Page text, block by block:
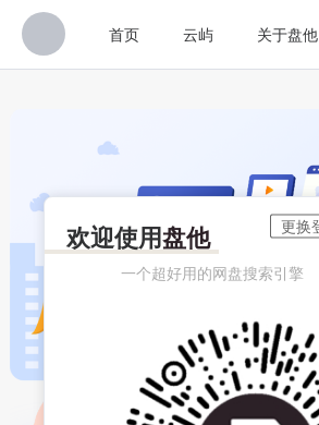
首页 云屿 关于盘他
欢迎使用盘他
一个超好用的网盘搜索引擎